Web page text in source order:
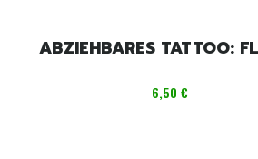
ABZIEHBARES TATTOO:
Preis
6,50 €